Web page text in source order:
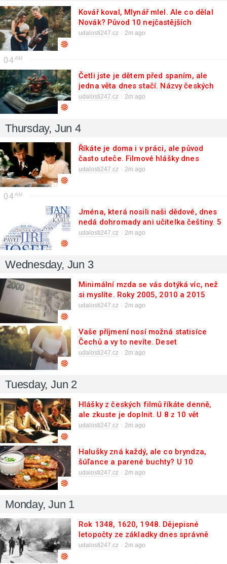
Kovář koval, Mlynář mlel. Ale co dělal
Novák? Původ 10 nejčastějších
českých příjmení plete 9 z 10 lidí
udalosti247.cz 2m ago
04
Četli jste je dětem před spaním, ale
jedna věta dnes stačí. Názvy českých
pohádek si vybaví jen hrstka lidí
udalosti247.cz 2m ago
Thursday, Jun 4
Říkáte je doma i v práci, ale původ
často uteče. Filmové hlášky dnes
správně přiřadí jen málokdo bez
udalosti247.cz 2m ago
04
Jména, která nosili naši dědové, dnes
nedá dohromady ani učitelka češtiny. 5
správných z 10 je pro většinu strop
udalosti247.cz 2m ago
Wednesday, Jun 3
Minimální mzda se vás dotýká víc, než
si myslíte. Roky 2005, 2010 a 2015
prověří paměť i představu o výplatě
udalosti247.cz 2m ago
Vaše příjmení nosí možná statisíce
Čechů a vy to nevíte. Deset
nejrozšířenějších v republice tipne
udalosti247.cz 2m ago
Tuesday, Jun 2
Hlášky z českých filmů říkáte denně,
ale zkuste je doplnit. U 8 z 10 vět
pohoří i ti, co Pelíšky znají nazpaměť
udalosti247.cz 2m ago
Halušky zná každý, ale co bryndza,
šúľance a parené buchty? U 10
slovenských jídel pohoří 8 z 10
udalosti247.cz 2m ago
Monday, Jun 1
Rok 1348, 1620, 1948. Dějepisné
letopočty ze základky dnes správně
seřadí jen 2 Češi z 10. Patříte k nim?
udalosti247.cz 2m ago